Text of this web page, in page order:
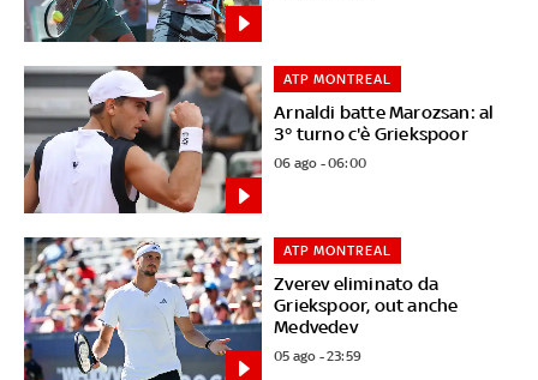
Arnaldi batte Marozsan: al
3° turno c'è Griekspoor
ATP MONTREAL
06 ago - 06:00
Zverev eliminato da
Griekspoor, out anche
Medvedev
ATP MONTREAL
05 ago - 23:59